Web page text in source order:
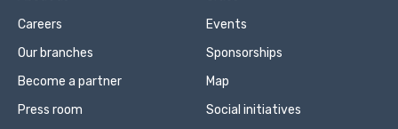
Careers
Our branches
Become a partner
Press room
Events
Sponsorships
Map
Social initiatives